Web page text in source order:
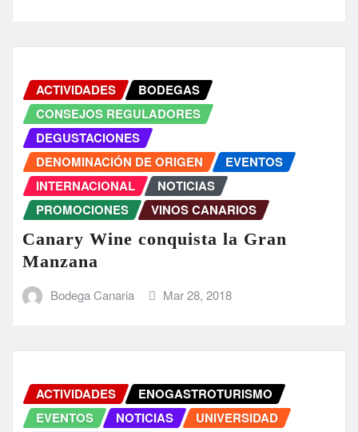
ACTIVIDADES
BODEGAS
CONSEJOS REGULADORES
DEGUSTACIONES
DENOMINACIÓN DE ORIGEN
EVENTOS
INTERNACIONAL
NOTICIAS
PROMOCIONES
VINOS CANARIOS
Canary Wine conquista la Gran
Manzana
Bodega Canaria Mar 28, 2018
ACTIVIDADES
ENOGASTROTURISMO
EVENTOS
NOTICIAS
UNIVERSIDAD